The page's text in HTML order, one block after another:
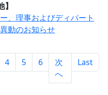
、理事およびディパート
動のお知らせ
4 5 6
次
へ
Last